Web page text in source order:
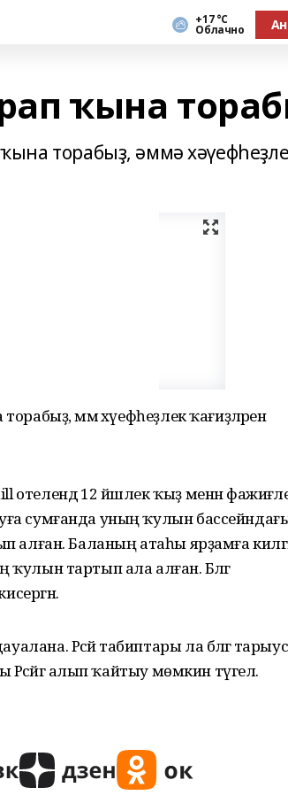
+17 °С
Облачно
ҡына
торабыҙ, әммә
әммә хәүефһеҙлек ҡағиҙәләрен
12 йәшлек ҡыҙ менән
сумғанда уның ҡулын
алған. Баланың атаһы ярҙамға
тартып ала алған. Бәләгә
Рәсәй табиптары ла бәләгә
Рәсәйгә алып ҡайтыу мөмкин түгел.